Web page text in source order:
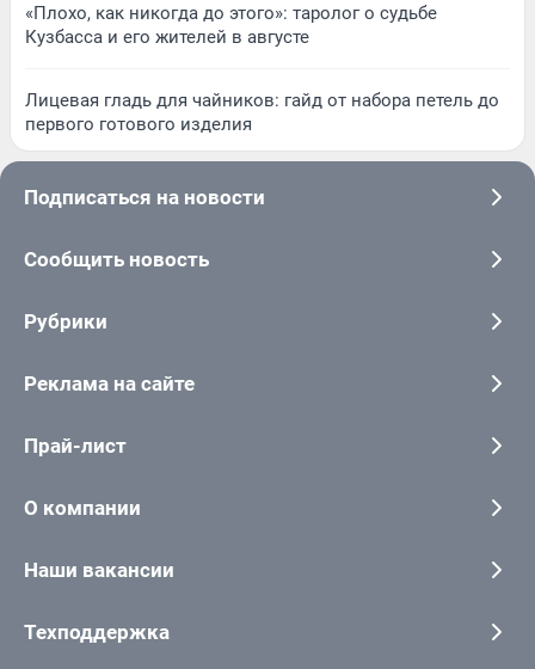
«Плохо, как никогда до этого»: таролог о судьбе
Кузбасса и его жителей в августе
Лицевая гладь для чайников: гайд от набора петель до
первого готового изделия
Подписаться на новости
Сообщить новость
Рубрики
Реклама на сайте
Прай-лист
О компании
Наши вакансии
Техподдержка